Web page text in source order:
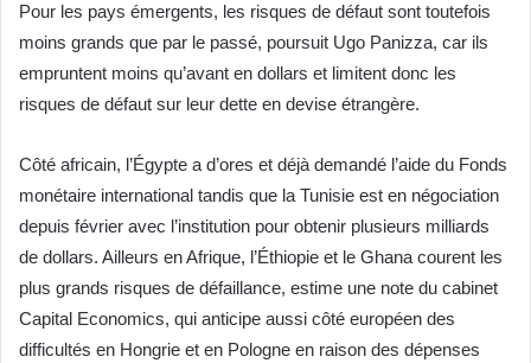
Pour les pays émergents, les risques de défaut sont toutefois
moins grands que par le passé, poursuit Ugo Panizza, car ils
empruntent moins qu’avant en dollars et limitent donc les
risques de défaut sur leur dette en devise étrangère.
Côté africain, l’Égypte a d’ores et déjà demandé l’aide du Fonds
monétaire international tandis que la Tunisie est en négociation
depuis février avec l’institution pour obtenir plusieurs milliards
de dollars. Ailleurs en Afrique, l’Éthiopie et le Ghana courent les
plus grands risques de défaillance, estime une note du cabinet
Capital Economics, qui anticipe aussi côté européen des
difficultés en Hongrie et en Pologne en raison des dépenses